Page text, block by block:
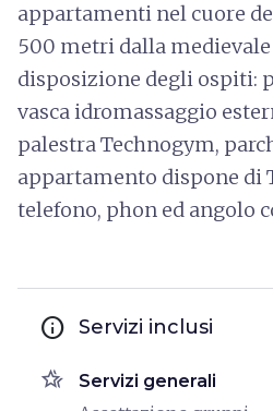
appartamenti nel cuore
500 metri dalla medievale
disposizione degli ospiti:
vasca idromassaggio
palestra Technogym,
appartamento dispone di
telefono, phon ed angolo
info Servizi inclusi
hotel_class Servizi generali